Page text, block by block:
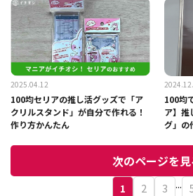
2025.04.12
100均セリアの推し活グッズで「ア
クリルスタンド」が自分で作れる！
作り方かんたん
100均
ア】推
グ」の
次のページを見
1 2 3 ...